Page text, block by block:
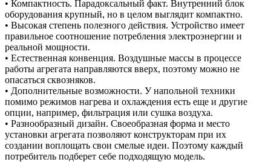
• Компактность. Парадоксальный факт. Внутренний блок
оборудования крупный, но в целом выглядит компактно.
• Высокая степень полезного действия. Устройство имеет
правильное соотношение потребления электроэнергии и
реальной мощности.
• Естественная конвенция. Воздушные массы в процессе
работы агрегата направляются вверх, поэтому можно не
опасаться сквозняков.
• Дополнительные возможности. У напольной техники
помимо режимов нагрева и охлаждения есть еще и другие
опции, например, фильтрация или сушка воздуха.
• Разнообразный дизайн. Своеобразная форма и место
установки агрегата позволяют конструкторам при их
создании воплощать свои смелые идеи. Поэтому каждый
потребитель подберет себе подходящую модель.